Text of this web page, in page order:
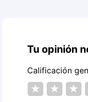
Tu opinión
Calificación
★ ★ ★